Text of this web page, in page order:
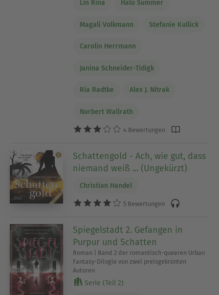
Lin Rina Halo Summer
Magali Volkmann Stefanie Kullick
Carolin Herrmann
Janina Schneider-Tidigk
Ria Radtke Alex J. Nitrak
Norbert Wallrath
4 Bewertungen
Schattengold - Ach, wie gut, dass
niemand weiß ... (Ungekürzt)
Christian Handel
5 Bewertungen
Spiegelstadt 2. Gefangen in
Purpur und Schatten
Roman | Band 2 der romantisch-queeren Urban
Fantasy-Dilogie von zwei preisgekrönten
Autoren
Serie (Teil 2)